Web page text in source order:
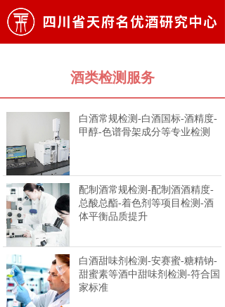
酒类检测服务
白酒常规检测-白酒国标-酒精度-
甲醇-色谱骨架成分等专业检测
配制酒常规检测-配制酒酒精度-
总酸总酯-着色剂等项目检测-酒
体平衡品质提升
白酒甜味剂检测-安赛蜜-糖精钠-
甜蜜素等酒中甜味剂检测-符合国
家标准